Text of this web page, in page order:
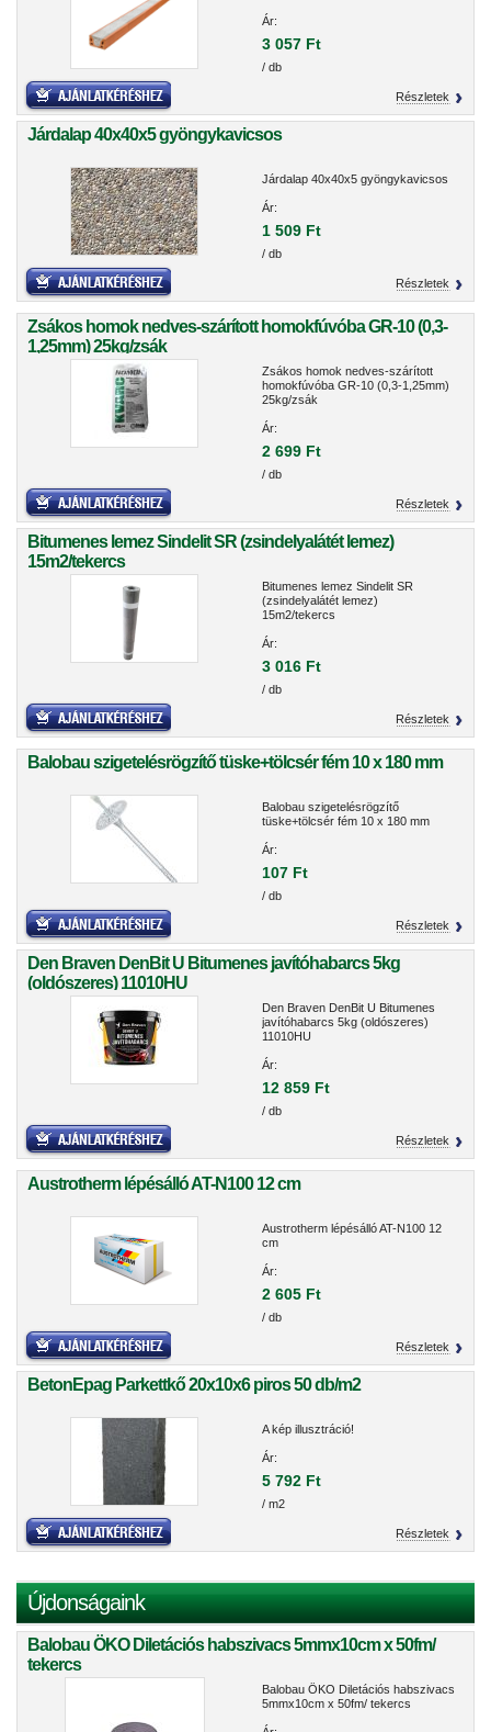
Ár:
3 057 Ft
/ db
Részletek
Járdalap 40x40x5 gyöngykavicsos
Járdalap 40x40x5 gyöngykavicsos
Ár:
1 509 Ft
/ db
Részletek
Zsákos homok nedves-szárított homokfúvóba GR-10 (0,3-
1,25mm) 25kg/zsák
Zsákos homok nedves-szárított
homokfúvóba GR-10 (0,3-1,25mm)
25kg/zsák
Ár:
2 699 Ft
/ db
Részletek
Bitumenes lemez Sindelit SR (zsindelyalátét lemez)
15m2/tekercs
Bitumenes lemez Sindelit SR
(zsindelyalátét lemez)
15m2/tekercs
Ár:
3 016 Ft
/ db
Részletek
Balobau szigetelésrögzítő tüske+tölcsér fém 10 x 180 mm
Balobau szigetelésrögzítő
tüske+tölcsér fém 10 x 180 mm
Ár:
107 Ft
/ db
Részletek
Den Braven DenBit U Bitumenes javítóhabarcs 5kg
(oldószeres) 11010HU
Den Braven DenBit U Bitumenes
javítóhabarcs 5kg (oldószeres)
11010HU
Ár:
12 859 Ft
/ db
Részletek
Austrotherm lépésálló AT-N100 12 cm
Austrotherm lépésálló AT-N100 12
cm
Ár:
2 605 Ft
/ db
Részletek
BetonEpag Parkettkő 20x10x6 piros 50 db/m2
A kép illusztráció!
Ár:
5 792 Ft
/ m2
Részletek
Újdonságaink
Balobau ÖKO Diletációs habszivacs 5mmx10cm x 50fm/
tekercs
Balobau ÖKO Diletációs habszivacs
5mmx10cm x 50fm/ tekercs